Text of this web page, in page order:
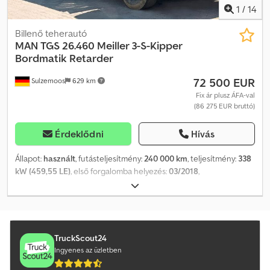
1 / 14
Sulzemoos 629 km
Billenő teherautó
MAN TGS 26.460 Meiller 3-S-Kipper
Bordmatik Retarder
72 500 EUR
Fix ár plusz ÁFA-val
(86 275 EUR bruttó)
Érdeklődni Hívás
Állapot: használt, futásteljesítmény:240 000 km, teljesítmény: 338
kW (459,55 LE), első forgalomba helyezés:03/2018,
, össztömeg:
3 tengely, következő vizsga (TÜV):03/2026, hajtástípus:automata,
stabilitásprogram (ESP), emelőhátfal, légkondicionálás,
navigációs rendszer, MAN TGS Meiller háromoldalas billenőplatós
teherautó MAN TGS 26.460 Kb. 240 000 km Német jármű
Visszapillantó kamera Meiller háromoldalas billenőplatós
TruckScout24
Ingyenes az üzletben